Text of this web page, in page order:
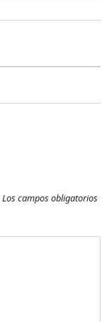
Los campos obligatorios